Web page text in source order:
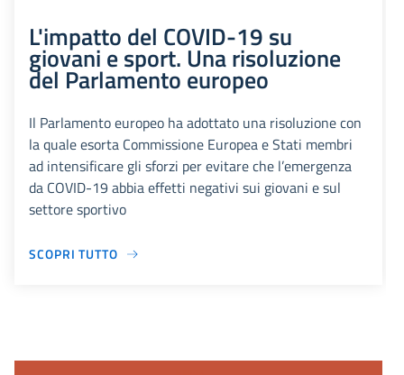
L'impatto del COVID-19 su
giovani e sport. Una risoluzione
del Parlamento europeo
Il Parlamento europeo ha adottato una risoluzione con
la quale esorta Commissione Europea e Stati membri
ad intensificare gli sforzi per evitare che l’emergenza
da COVID-19 abbia effetti negativi sui giovani e sul
settore sportivo
SCOPRI TUTTO